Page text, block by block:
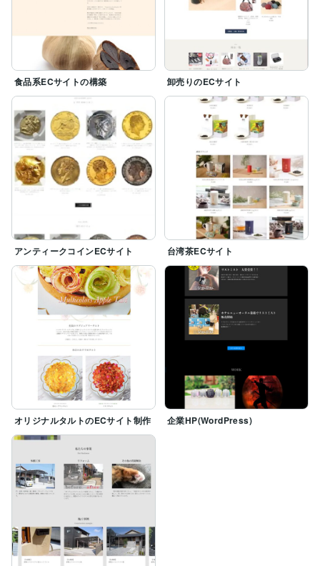
食品系ECサイトの構築 卸売りのECサイト
アンティークコインECサイト 台湾茶ECサイト
オリジナルタルトのECサイト制作 企業HP(WordPress)